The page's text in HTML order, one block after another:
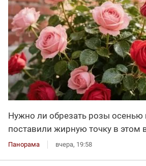
Нужно ли обрезать розы осенью
поставили жирную точку в этом
Панорама вчера, 19:58